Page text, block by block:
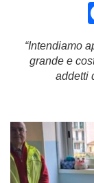
“Intendiamo
grande e
addetti